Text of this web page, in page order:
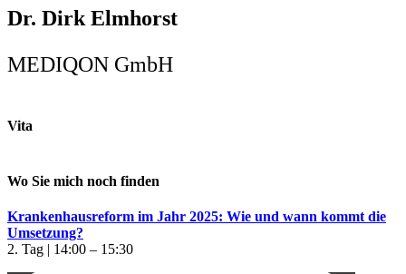
Dr. Dirk Elmhorst
MEDIQON GmbH
Vita
Wo Sie mich noch finden
Krankenhausreform im Jahr 2025: Wie und wann kommt die
Umsetzung?
2. Tag | 14:00 – 15:30